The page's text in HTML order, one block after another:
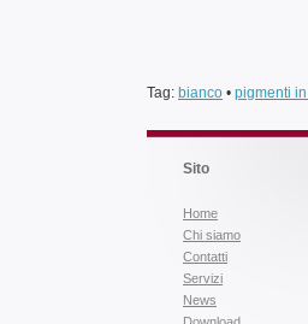
Tag: bianco • pigmenti
Sito
Home
Chi siamo
Contatti
Servizi
News